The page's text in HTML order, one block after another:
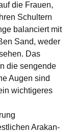
die Frauen,
Schultern
balanciert mit
Sand, weder
Das
die sengende
Augen sind
wichtigeres
Arakan-